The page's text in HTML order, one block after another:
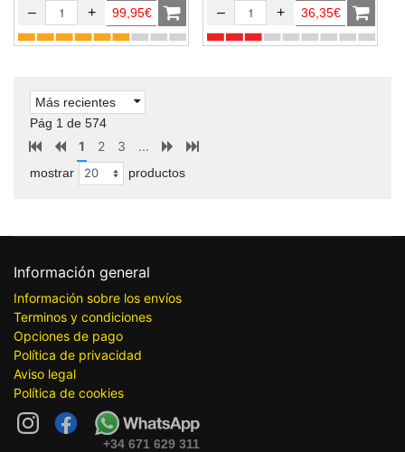
– + 99,95€ – + 36,35€
Más recientes
Pág 1 de 574
1 2 3 ...
mostrar productos
Información general
Información sobre los envíos
Terminos y condiciones
Opciones de pago
Política de privacidad
Aviso legal
Política de cookies
+34 671 629 311